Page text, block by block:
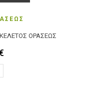
ΟΡΆΣΕΩΣ